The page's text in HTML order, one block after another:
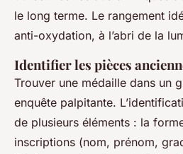
le long terme. Le rangement
anti-oxydation, à l’abri de la
Identifier les pièces
Trouver une médaille dans un
enquête palpitante.
de plusieurs éléments : la
inscriptions (nom, prénom,